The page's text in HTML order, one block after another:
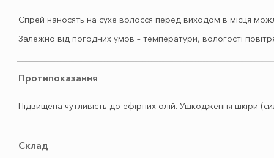
Спрей наносять на сухе волосся перед виходом в місця
Залежно від погодних умов – температури, вологості
Протипоказання
Підвищена чутливість до ефірних олій. Ушкодження шкіри
Склад